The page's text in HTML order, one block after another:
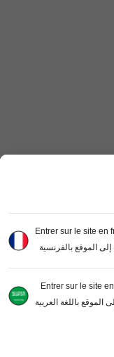
Entrer sur le site en
إلى الموقع بالفرنسية
Entrer sur le site
الموقع باللغة العربية